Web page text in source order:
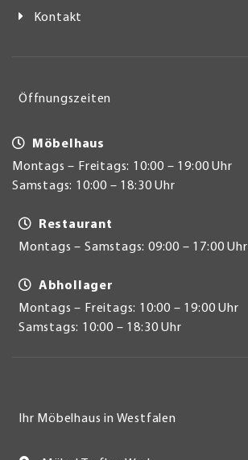
Kontakt
Öffnungszeiten
Möbelhaus
Montags – Freitags: 10:00 – 19:00 Uhr
Samstags: 10:00 – 18:30 Uhr
Restaurant
Montags – Samstags: 09:00 – 17:00 Uhr
Abhollager
Montags – Freitags: 10:00 – 19:00 Uhr
Samstags: 10:00 – 18:30 Uhr
Ihr Möbelhaus in Westfalen